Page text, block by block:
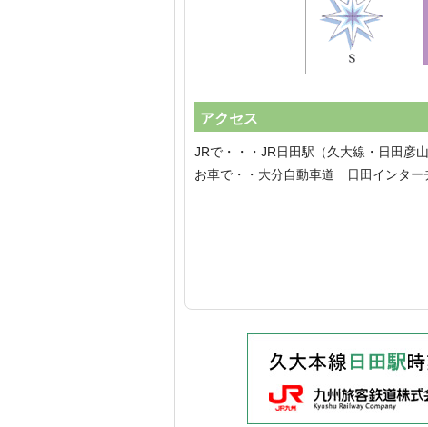
アクセス
JRで・・・JR日田駅（久大線・日田彦
お車で・・大分自動車道 日田インター